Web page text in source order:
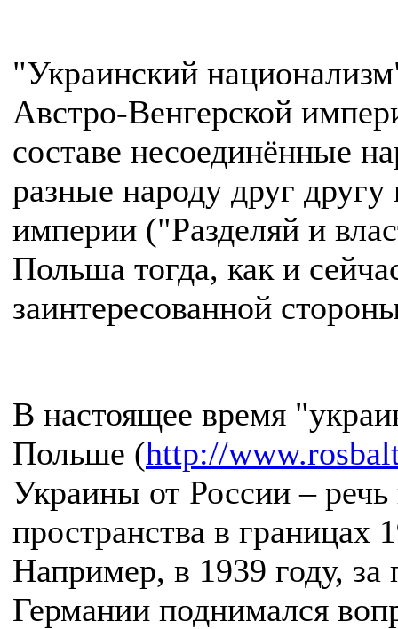
"Украинский
Австро-Венгерской
составе несоединённые
разные народу друг
империи ("Разделяй и
Польша тогда, как и
заинтересованной
В настоящее время
Польше (http://
Украины от России –
пространства в границах
Например, в 1939 году,
Германии поднимался